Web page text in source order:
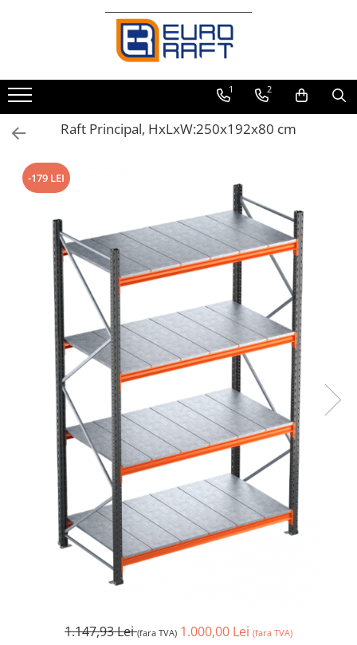
Refrigerare Comercială
Dulapuri Frigorifice 1 2
Raft Principal, HxLxW:250x192x80 cm
-179 LEI
1.147,93 Lei(fara TVA) 1.000,00 Lei (fara TVA)